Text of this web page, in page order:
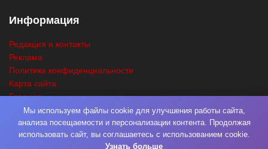
Информация
Редакция и контакты
Реклама
Политика конфиденциальности
Карта сайта
Главная
ПоискМы используем файлы cookie для улучшения работы сайта,
анализа посещаемости и персонализации контента. Продолжая
использовать сайт, вы соглашаетесь с использованием cookie.
Узнать больше